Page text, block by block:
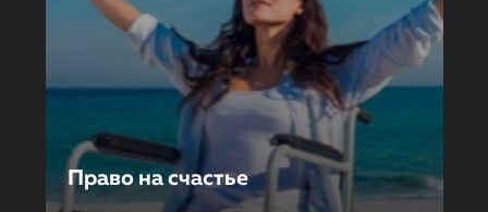
Право на счастье